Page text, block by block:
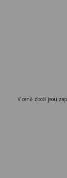
V ceně zboží jsou